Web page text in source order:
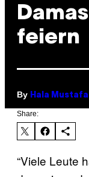
feiern
By Hala Mustafa
Share:
“Viele Leute